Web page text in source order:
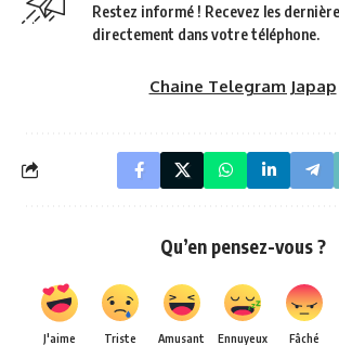
Restez informé ! Recevez les
directement dans votre téléphone.
Chaine Telegram Japap
Qu’en pensez-vous ?
J'aime Triste Amusant Ennuyeux Fâché